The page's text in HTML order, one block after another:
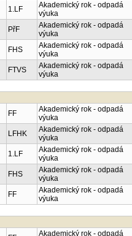
1.LF
Akademický rok - odpadá
výuka
PřF
Akademický rok - odpadá
výuka
FHS
Akademický rok - odpadá
výuka
FTVS
Akademický rok - odpadá
výuka
FF
Akademický rok - odpadá
výuka
LFHK
Akademický rok - odpadá
výuka
1.LF
Akademický rok - odpadá
výuka
FHS
Akademický rok - odpadá
výuka
FF
Akademický rok - odpadá
výuka
Akademický rok - odpadá